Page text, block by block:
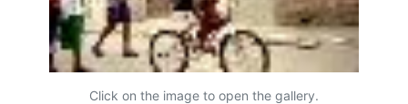
Click on the image to open the gallery.